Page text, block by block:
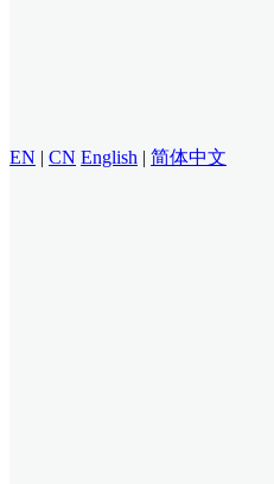
EN | CN English | 简体中文